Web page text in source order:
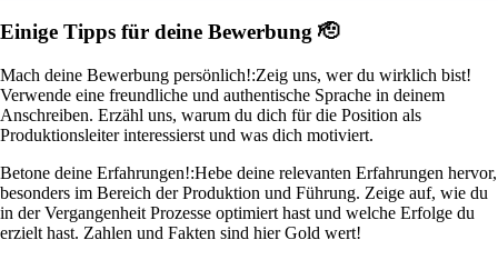
Einige Tipps für deine Bewerbung 🫡
Mach deine Bewerbung persönlich!:Zeig uns, wer du wirklich bist!
Verwende eine freundliche und authentische Sprache in deinem
Anschreiben. Erzähl uns, warum du dich für die Position als
Produktionsleiter interessierst und was dich motiviert.
Betone deine Erfahrungen!:Hebe deine relevanten Erfahrungen hervor,
besonders im Bereich der Produktion und Führung. Zeige auf, wie du
in der Vergangenheit Prozesse optimiert hast und welche Erfolge du
erzielt hast. Zahlen und Fakten sind hier Gold wert!